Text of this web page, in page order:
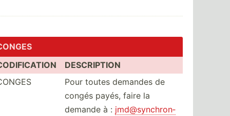
DESCRIPTION
Pour toutes demandes de
congés payés, faire la
demande à : jmd@sy­nch­ron­